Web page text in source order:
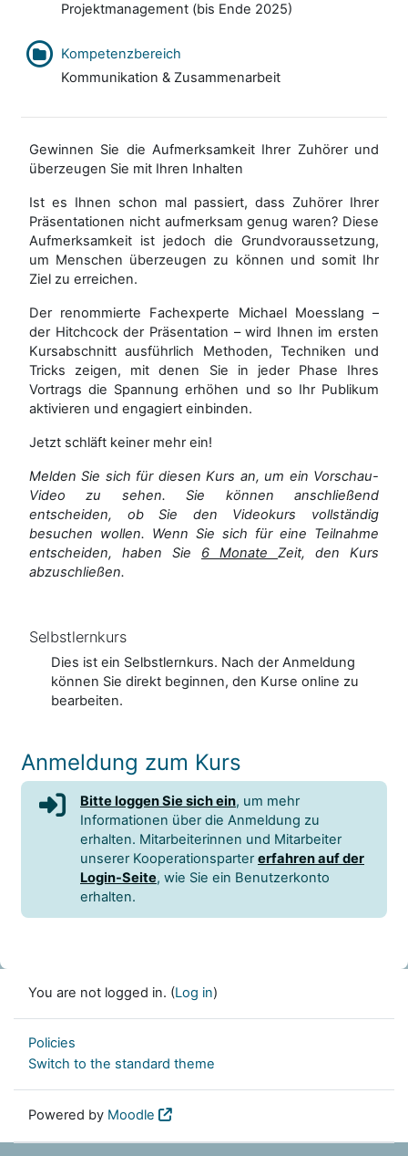
Projektmanagement (bis Ende 2025)
Kompetenzbereich
Kommunikation & Zusammenarbeit
Gewinnen Sie die Aufmerksamkeit Ihrer Zuhörer und
überzeugen Sie mit Ihren Inhalten
Ist es Ihnen schon mal passiert, dass Zuhörer Ihrer
Präsentationen nicht aufmerksam genug waren? Diese
Aufmerksamkeit ist jedoch die Grundvoraussetzung,
um Menschen überzeugen zu können und somit Ihr
Ziel zu erreichen.
Der renommierte Fachexperte Michael Moesslang –
der Hitchcock der Präsentation – wird Ihnen im ersten
Kursabschnitt ausführlich Methoden, Techniken und
Tricks zeigen, mit denen Sie in jeder Phase Ihres
Vortrags die Spannung erhöhen und so Ihr Publikum
aktivieren und engagiert einbinden.
Jetzt schläft keiner mehr ein!
Melden Sie sich für diesen Kurs an, um ein Vorschau-
Video zu sehen. Sie können anschließend
entscheiden, ob Sie den Videokurs vollständig
besuchen wollen. Wenn Sie sich für eine Teilnahme
entscheiden, haben Sie 6 Monate Zeit, den Kurs
abzuschließen.
Selbstlernkurs
Dies ist ein Selbstlernkurs. Nach der Anmeldung
können Sie direkt beginnen, den Kurse online zu
bearbeiten.
Anmeldung zum Kurs
Bitte loggen Sie sich ein, um mehr
Informationen über die Anmeldung zu
erhalten. Mitarbeiterinnen und Mitarbeiter
unserer Kooperationsparter erfahren auf der
Login-Seite, wie Sie ein Benutzerkonto
erhalten.
You are not logged in. (Log in)
Policies
Switch to the standard theme
Powered by Moodle